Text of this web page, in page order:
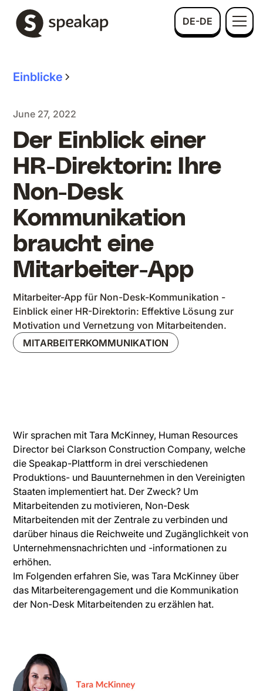
DE-DE
Einblicke
June 27, 2022
Der Einblick einer
HR-Direktorin: Ihre
Non-Desk
Kommunikation
braucht eine
Mitarbeiter-App
Mitarbeiter-App für Non-Desk-Kommunikation -
Einblick einer HR-Direktorin: Effektive Lösung zur
Motivation und Vernetzung von Mitarbeitenden.
MITARBEITERKOMMUNIKATION
Wir sprachen mit Tara McKinney, Human Resources
Director bei Clarkson Construction Company, welche
die Speakap-Plattform in drei verschiedenen
Produktions- und Bauunternehmen in den Vereinigten
Staaten implementiert hat. Der Zweck? Um
Mitarbeitenden zu motivieren, Non-Desk
Mitarbeitenden mit der Zentrale zu verbinden und
darüber hinaus die Reichweite und Zugänglichkeit von
Unternehmensnachrichten und -informationen zu
erhöhen.
Im Folgenden erfahren Sie, was Tara McKinney über
das Mitarbeiterengagement und die Kommunikation
der Non-Desk Mitarbeitenden zu erzählen hat.